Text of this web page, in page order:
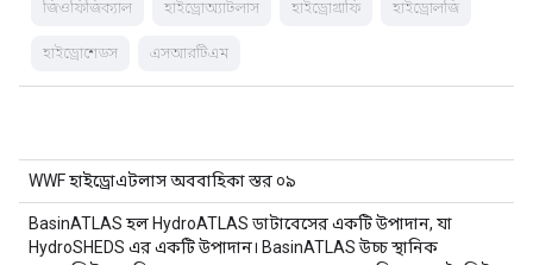
জিওফিজিক্যাল হাইড্রোঅ্যাটলাস হাইড্রোগ্রাফি হাইড্রোলজি
হাইড্রোশেডস এসআরটিএম
WWF হাইড্রোএটলাস অববাহিকা স্তর ০৯
BasinATLAS হল HydroATLAS ডাটাবেসের একটি উপাদান, যা
HydroSHEDS এর একটি উপাদান। BasinATLAS উচ্চ স্থানিক